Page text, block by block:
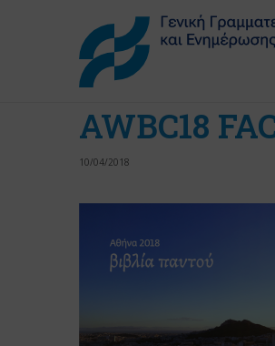
AWBC18
10/04/2018